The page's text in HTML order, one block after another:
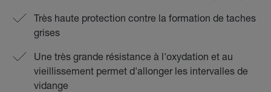
Très haute protection contre la formation de taches
grises
Une très grande résistance à l'oxydation et au
vieillissement permet d'allonger les intervalles de
vidange